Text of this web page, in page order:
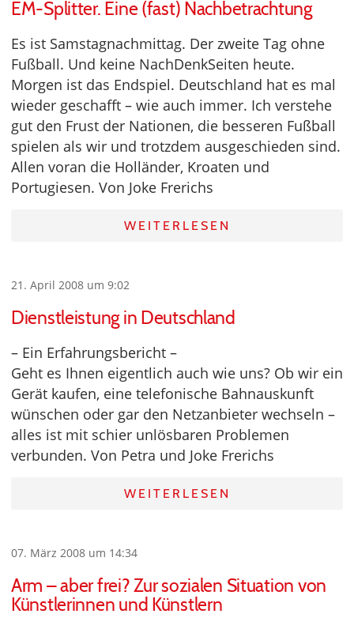
EM-Splitter. Eine (fast) Nachbetrachtung
Es ist Samstagnachmittag. Der zweite Tag ohne
Fußball. Und keine NachDenkSeiten heute.
Morgen ist das Endspiel. Deutschland hat es mal
wieder geschafft – wie auch immer. Ich verstehe
gut den Frust der Nationen, die besseren Fußball
spielen als wir und trotzdem ausgeschieden sind.
Allen voran die Holländer, Kroaten und
Portugiesen. Von Joke Frerichs
WEITERLESEN
21. April 2008 um 9:02
Dienstleistung in Deutschland
– Ein Erfahrungsbericht –
Geht es Ihnen eigentlich auch wie uns? Ob wir ein
Gerät kaufen, eine telefonische Bahnauskunft
wünschen oder gar den Netzanbieter wechseln –
alles ist mit schier unlösbaren Problemen
verbunden. Von Petra und Joke Frerichs
WEITERLESEN
07. März 2008 um 14:34
Arm – aber frei? Zur sozialen Situation von
Künstlerinnen und Künstlern